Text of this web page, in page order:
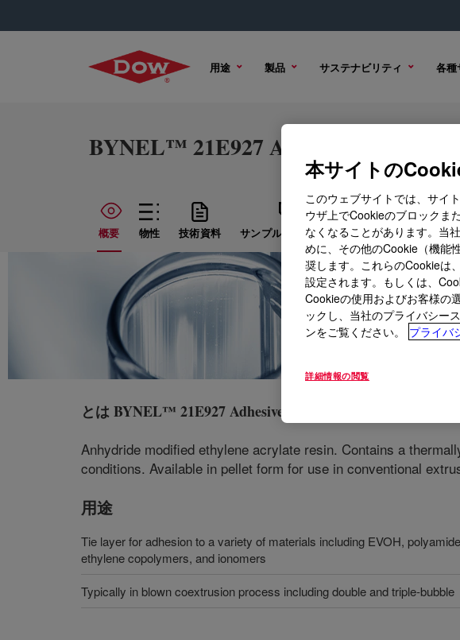
用途 製品 サステナビリティ 各種
BYNEL™ 21E927 Adhesive Resin
概要 物性 技術資料 サンプル オプション 購入オプション
とはBYNEL™ 21E927 Adhesive Resin
Anhydride modified ethylene acrylate resin. Contains a
conditions. Available in pellet form for use in conventional
用途
Tie layer for adhesion to a variety of materials including EVOH,
ethylene copolymers, and ionomers
Typically in blown coextrusion process including double and triple-bubble
本サイトの
このウェブサイトでは、サイ
ウザ上でCookieのブロックま
なくなることがあります。当
めに、その他のCookie（機能
奨します。これらのCookieは
設定されます。もしくは、
Cookieの使用およびお客様の
ックし、当社のプライバシー
ンをご覧ください。
プライバ
詳細情報の閲覧